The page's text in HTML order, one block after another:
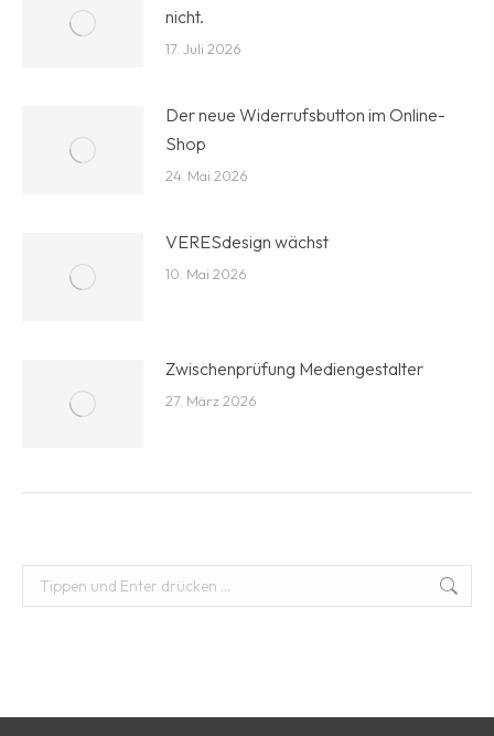
nicht.
17. Juli 2026
Der neue Widerrufsbutton im Online-
Shop
24. Mai 2026
VERESdesign wächst
10. Mai 2026
Zwischenprüfung Mediengestalter
27. März 2026
Suchen: